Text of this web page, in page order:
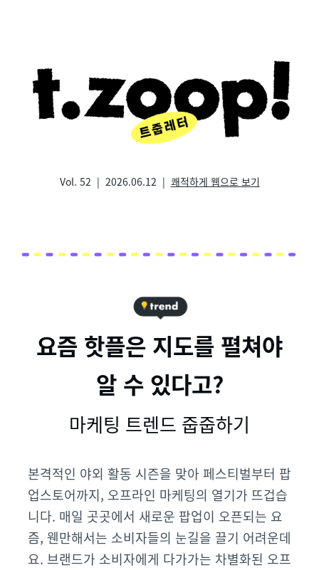
Vol. 52 | 2026.06.12 | 쾌적하게 웹으로 보기
요즘 핫플은 지도를 펼쳐야
알 수 있다고?
마케팅 트렌드 줍줍하기
본격적인 야외 활동 시즌을 맞아 페스티벌부터 팝
업스토어까지, 오프라인 마케팅의 열기가 뜨겁습
니다. 매일 곳곳에서 새로운 팝업이 오픈되는 요
즘, 웬만해서는 소비자들의 눈길을 끌기 어려운데
요. 브랜드가 소비자에게 다가가는 차별화된 오프